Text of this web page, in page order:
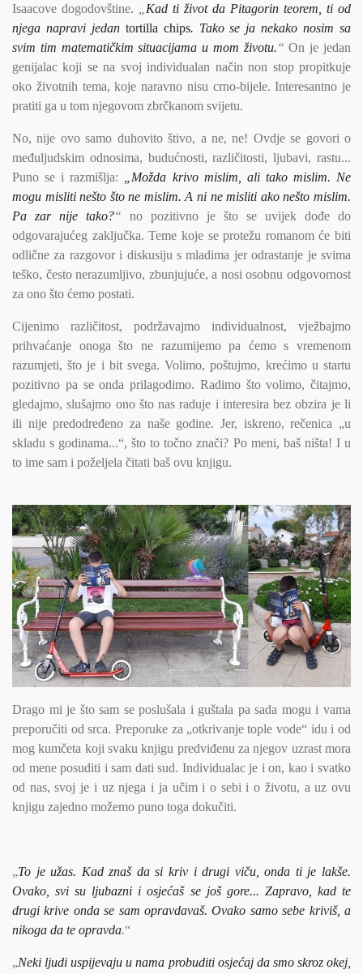
Isaacove dogodovštine.
Kad ti život da Pitagorin teorem, ti od
njega napravi jedan tortilla chips. Tako se ja nekako nosim sa
svim tim matematičkim situacijama u mom životu.“ On je jedan
genijalac koji se na svoj individualan način non stop propitkuje
oko životnih tema, koje naravno nisu crno-bijele. Interesantno je
pratiti ga u tom njegovom zbrčkanom svijetu.
No, nije ovo samo duhovito štivo, a ne, ne! Ovdje se govori o
međuljudskim odnosima, budućnosti, različitosti, ljubavi, rastu...
Puno se i razmišlja:
„Možda krivo mislim, ali tako mislim. Ne
mogu misliti nešto što ne mislim. A ni ne misliti ako nešto mislim.
Pa zar nije tako?“ no pozitivno je što se uvijek dođe do
odgovarajućeg zaključka. Teme koje se protežu romanom će biti
odlične za razgovor i diskusiju s mladima jer odrastanje je svima
teško, često nerazumljivo, zbunjujuće, a nosi osobnu odgovornost
za ono što ćemo postati.
Cijenimo različitost, podržavajmo individualnost, vježbajmo
prihvaćanje onoga što ne razumijemo pa ćemo s vremenom
razumjeti, što je i bit svega. Volimo, poštujmo, krećimo u startu
pozitivno pa se onda prilagodimo. Radimo što volimo, čitajmo,
gledajmo, slušajmo ono što nas raduje i interesira bez obzira je li
ili nije predodređeno za naše godine. Jer, iskreno, rečenica „u
skladu s godinama...“, što to točno znači? Po meni, baš ništa! I u
to ime sam i poželjela čitati baš ovu knjigu.
Drago mi je što sam se poslušala i guštala pa sada mogu i vama
preporučiti od srca. Preporuke za „otkrivanje tople vode“ idu i od
mog kumčeta koji svaku knjigu predviđenu za njegov uzrast mora
od mene posuditi i sam dati sud. Individualac je i on, kao i svatko
od nas, svoj je i uz njega i ja učim i o sebi i o životu, a uz ovu
knjigu zajedno možemo puno toga dokučiti.
„To je užas. Kad znaš da si kriv i drugi viču, onda ti je lakše.
Ovako, svi su ljubazni i osjećaš se još gore... Zapravo, kad te
drugi krive onda se sam opravdavaš. Ovako samo sebe kriviš, a
nikoga da te opravda.“
„Neki ljudi uspijevaju u nama probuditi osjećaj da smo skroz okej,